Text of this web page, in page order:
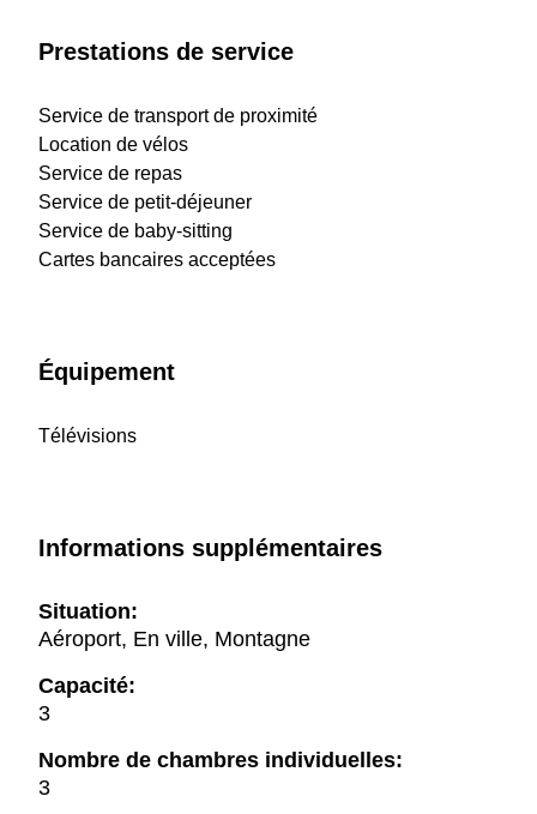
Prestations de service
Service de transport de proximité
Location de vélos
Service de repas
Service de petit-déjeuner
Service de baby-sitting
Cartes bancaires acceptées
Équipement
Télévisions
Informations supplémentaires
Situation:
Aéroport, En ville, Montagne
Capacité:
3
Nombre de chambres individuelles:
3